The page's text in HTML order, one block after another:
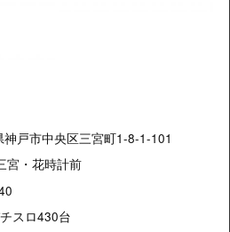
戸市中央区三宮町1-8-1-101
・花時計前
スロ430台